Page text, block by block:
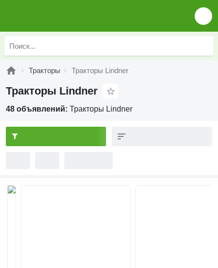
Тракторы Тракторы Lindner
Тракторы Lindner
48 объявлений: Тракторы Lindner